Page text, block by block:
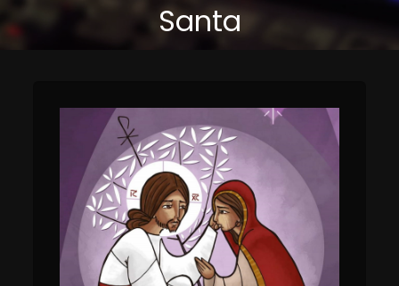
Santa